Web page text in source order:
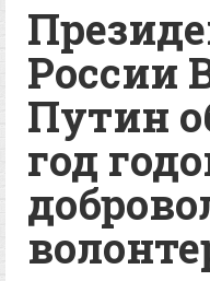
России
Путин
год